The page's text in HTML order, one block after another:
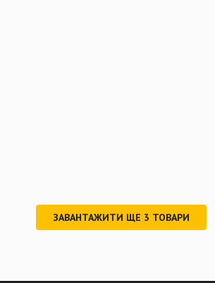
ЗАВАНТАЖИТИ ЩЕ 3 ТОВАРИ